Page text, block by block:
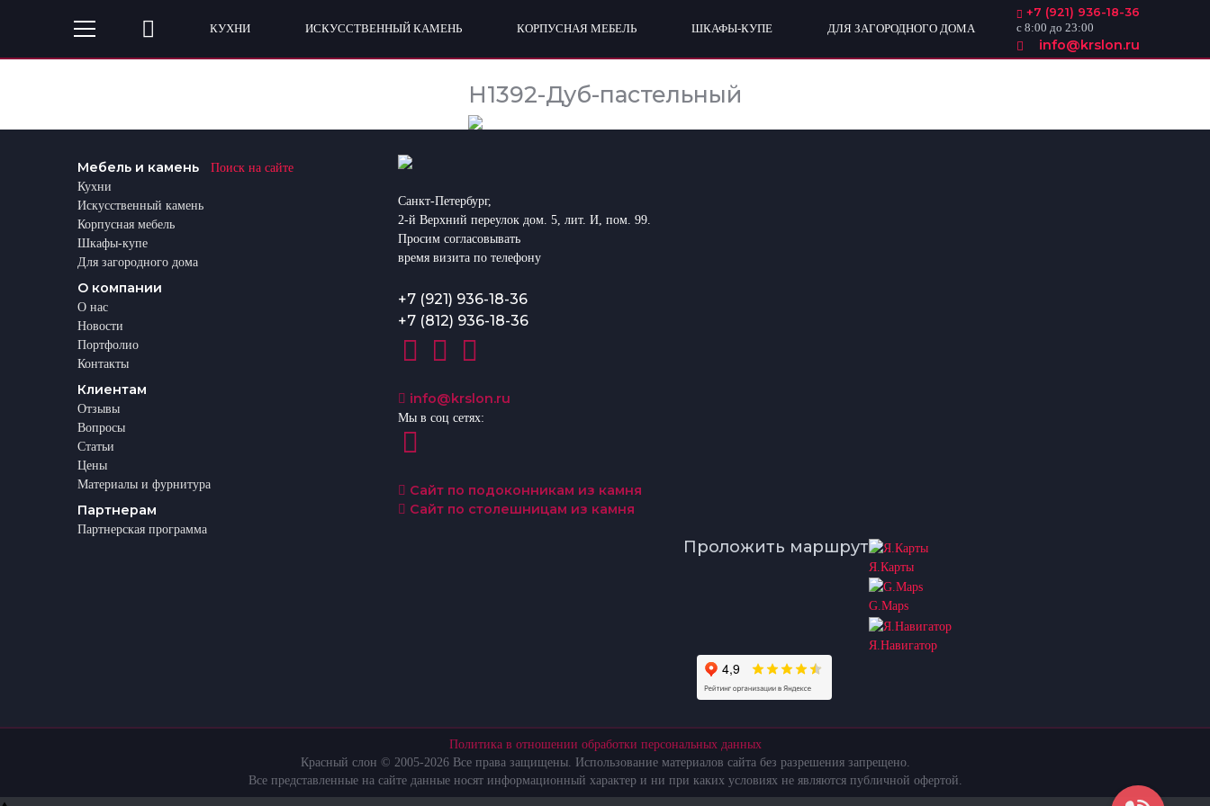
КУХНИ ИСКУССТВЕННЫЙ КАМЕНЬ КОРПУСНАЯ МЕБЕЛЬ ШКАФЫ-КУПЕ ДЛЯ ЗАГОРОДНОГО ДОМА
+7 (921) 936-18-36
с 8:00 до 23:00
info@krslon.ru
H1392-Дуб-пастельный
Мебель и камень
Кухни
Искусственный камень
Корпусная мебель
Шкафы-купе
Для загородного дома
О компании
О нас
Новости
Портфолио
Контакты
Клиентам
Отзывы
Вопросы
Статьи
Цены
Материалы и фурнитура
Партнерам
Партнерская программа
Поиск на сайте
Санкт-Петербург,
2-й Верхний переулок дом. 5, лит. И, пом. 99.
Просим согласовывать
время визита по телефону
+7 (921) 936-18-36
+7 (812) 936-18-36
info@krslon.ru
Мы в соц сетях:
Сайт по подоконникам из камня
Сайт по столешницам из камня
Проложить маршрут
Я.Карты
G.Maps
Я.Навигатор
Политика в отношении обработки персональных данных
Красный слон © 2005-2026 Все права защищены. Использование материалов сайта без разрешения запрещено.
Все представленные на сайте данные носят информационный характер и ни при каких условиях не являются публичной офертой.